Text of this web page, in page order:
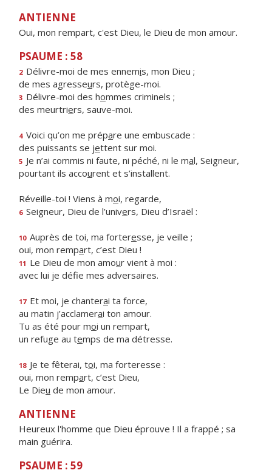
ANTIENNE
Oui, mon rempart, c'est Dieu, le Dieu de mon amour.
PSAUME : 58
2 Délivre-moi de mes ennemis, mon Dieu ;
de mes agresseurs, protège-moi.
3 Délivre-moi des hommes criminels ;
des meurtriers, sauve-moi.
4 Voici qu’on me prépare une embuscade :
des puissants se jettent sur moi.
5 Je n’ai commis ni faute, ni péché, ni le mal, Seigneur,
pourtant ils accourent et s’installent.
Réveille-toi ! Viens à moi, regarde,
6 Seigneur, Dieu de l’univers, Dieu d’Israël :
10 Auprès de toi, ma forteresse, je veille ;
oui, mon rempart, c’est Dieu !
11 Le Dieu de mon amour vient à moi :
avec lui je défe mes adversaires.
17 Et moi, je chanterai ta force,
au matin j’acclamerai ton amour.
Tu as été pour moi un rempart,
un refuge au temps de ma détresse.
18 Je te fêterai, toi, ma forteresse :
oui, mon rempart, c’est Dieu,
Le Dieu de mon amour.
ANTIENNE
Heureux l'homme que Dieu éprouve ! Il a frappé ; sa
main guérira.
PSAUME : 59